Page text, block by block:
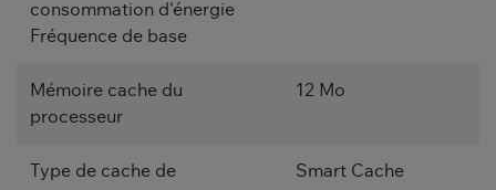
consommation d'énergie
Fréquence de base
Mémoire cache du
processeur
12 Mo
Type de cache de
Smart Cache